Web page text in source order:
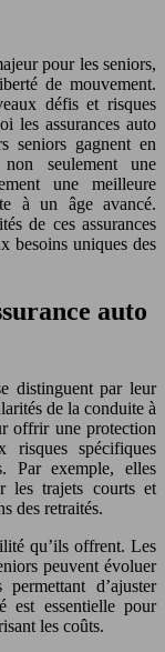
pour les seniors,
de mouvement.
défis et risques
les assurances auto
seniors gagnent en
seulement une
une meilleure
à un âge avancé.
de ces assurances
besoins uniques des
auto
distinguent par leur
de la conduite à
offrir une protection
risques spécifiques
Par exemple, elles
les trajets courts et
des retraités.
qu’ils offrent. Les
peuvent évoluer
d’ajuster
est essentielle pour
les coûts.